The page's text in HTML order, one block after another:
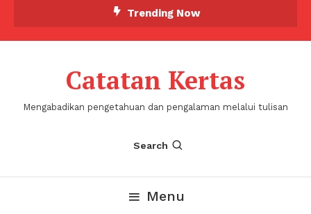
Trending Now
Catatan Kertas
Mengabadikan pengetahuan dan pengalaman melalui tulisan
Search
Menu